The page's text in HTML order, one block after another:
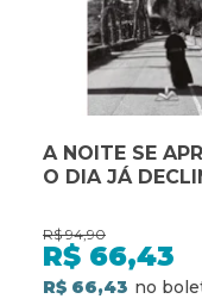
A NOITE SE
O DIA JÁ
R$ 94,90
R$ 66,43
R$ 66,43